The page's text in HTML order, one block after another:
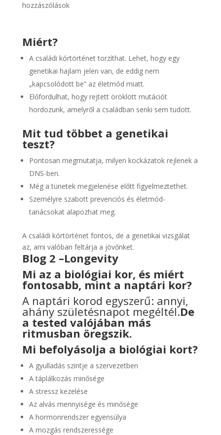
hozzászólások
Miért?
A családi kórtörténet torzíthat. Lehet, hogy egy
genetikai hajlam jelen van, de eddig nem
„kapcsolódott be” az életmód miatt.
Előfordulhat, hogy rejtett öröklött mutációt
hordozunk, amelyről a családban senki sem tudott.
Mit tud többet a genetikai
teszt?
Pontosan megmutatja, milyen kockázatok rejlenek a
DNS-ben.
Még a tünetek megjelenése előtt figyelmeztethet.
Személyre szabott prevenciós és életmód-
tanácsokat alapozhat meg.
A családi kórtörténet fontos, de a genetikai vizsgálat
az, ami valóban feltárja a jövőnket.
Blog 2 –Longevity
Mi az a biológiai kor, és miért
fontosabb, mint a naptári kor?
A naptári korod egyszerű: annyi,
ahány születésnapot megéltél.De
a tested valójában más
ritmusban öregszik.
Mi befolyásolja a biológiai kort?
A gyulladás szintje a szervezetben
A táplálkozás minősége
A stressz kezelése
Az alvás mennyisége és minősége
A hormonrendszer egyensúlya
A mozgás rendszeressége